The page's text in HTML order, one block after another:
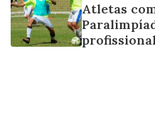
Atletas
profissional